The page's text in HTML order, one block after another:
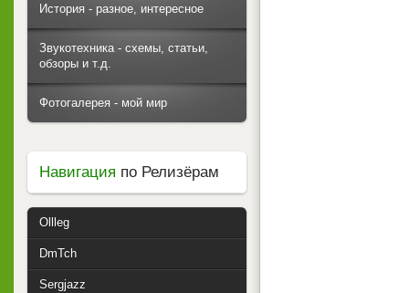
История - разное, интересное
Звукотехника - схемы, статьи,
обзоры и т.д.
Фотогалерея - мой мир
Навигация по Релизёрам
Ollleg
DmTch
Sergjazz